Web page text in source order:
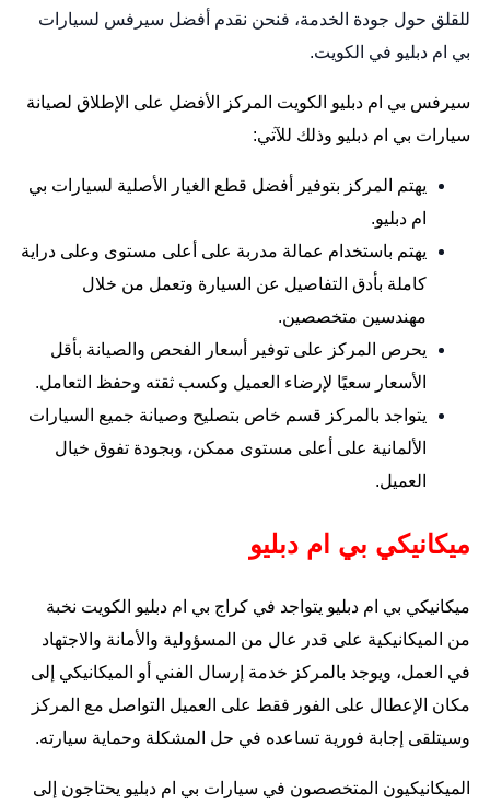
للقلق حول جودة الخدمة، فنحن نقدم أفضل سيرفس لسيارات
بي ام دبليو في الكويت.
سيرفس بي ام دبليو الكويت المركز الأفضل على الإطلاق لصيانة
سيارات بي ام دبليو وذلك للآتي:
يهتم المركز بتوفير أفضل قطع الغيار الأصلية لسيارات بي
ام دبليو.
يهتم باستخدام عمالة مدربة على أعلى مستوى وعلى دراية
كاملة بأدق التفاصيل عن السيارة وتعمل من خلال
مهندسين متخصصين.
يحرص المركز على توفير أسعار الفحص والصيانة بأقل
الأسعار سعيًا لإرضاء العميل وكسب ثقته وحفظ التعامل.
يتواجد بالمركز قسم خاص بتصليح وصيانة جميع السيارات
الألمانية على أعلى مستوى ممكن، وبجودة تفوق خيال
العميل.
ميكانيكي بي ام دبليو
ميكانيكي بي ام دبليو يتواجد في كراج بي ام دبليو الكويت نخبة
من الميكانيكية على قدر عال من المسؤولية والأمانة والاجتهاد
في العمل، ويوجد بالمركز خدمة إرسال الفني أو الميكانيكي إلى
مكان الإعطال على الفور فقط على العميل التواصل مع المركز
وسيتلقى إجابة فورية تساعده في حل المشكلة وحماية سيارته.
الميكانيكيون المتخصصون في سيارات بي ام دبليو يحتاجون إلى